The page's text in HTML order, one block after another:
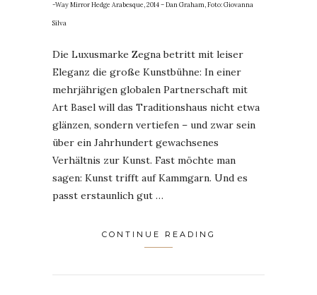
-Way Mirror Hedge Arabesque, 2014 – Dan Graham, Foto: Giovanna
Silva
Die Luxusmarke Zegna betritt mit leiser
Eleganz die große Kunstbühne: In einer
mehrjährigen globalen Partnerschaft mit
Art Basel will das Traditionshaus nicht etwa
glänzen, sondern vertiefen – und zwar sein
über ein Jahrhundert gewachsenes
Verhältnis zur Kunst. Fast möchte man
sagen: Kunst trifft auf Kammgarn. Und es
passt erstaunlich gut …
CONTINUE READING